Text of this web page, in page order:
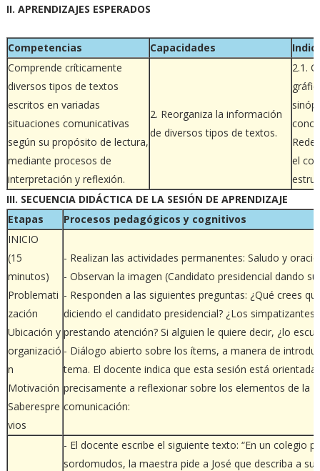
II. APRENDIZAJES ESPERADOS
Competencias Capacidades
Comprende críticamente
diversos tipos de textos
escritos en variadas
situaciones comunicativas
según su propósito de lectura,
mediante procesos de
interpretación y reflexión.
2. Reorganiza la información
de diversos tipos de textos.
2.1.
el
III. SECUENCIA DIDÁCTICA DE LA SESIÓN DE APRENDIZAJE
Etapas
Procesos pedagógicos y cognitivos
INICIO
(15
minutos)
Problemati
zación
Ubicación y
organizació
n
Motivación
Saberespre
vios
- Realizan las actividades permanentes: Saludo y
- Observan la imagen (Candidato presidencial dando
- Responden a las siguientes preguntas: ¿Qué crees
diciendo el candidato presidencial? ¿Los simpatizantes
prestando atención? Si alguien le quiere decir, ¿lo
- Diálogo abierto sobre los ítems, a manera de
tema. El docente indica que esta sesión está orientada
precisamente a reflexionar sobre los elementos de la
comunicación:
- El docente escribe el siguiente texto: “En un colegio
sordomudos, la maestra pide a José que describa a su